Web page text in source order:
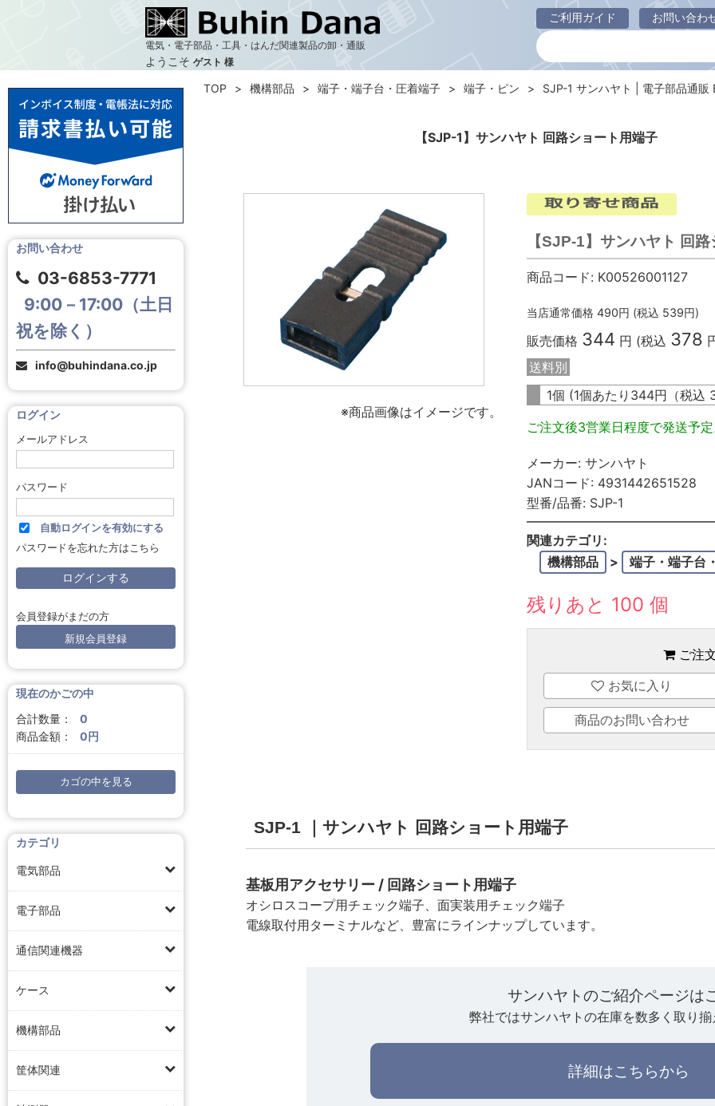
電気・電子部品・工具・はんだ関連製品の卸・通販
ようこそ ゲスト 様
ご利用ガイド お問い合わ
【SJP-1】サンハヤト 回路ショート用端子
お問い合わせ
03-6853-7771
9:00－17:00（土日
祝を除く）
info@buhindana.co.jp
ログイン
メールアドレス
パスワード
自動ログインを有効にする
パスワードを忘れた方はこちら
会員登録がまだの方
新規会員登録
現在のかごの中
合計数量：
0
商品金額：
0円
カゴの中を見る
カテゴリ
電気部品
電子部品
通信関連機器
ケース
機構部品
筐体関連
TOP 機構部品 端子・端子台・圧着端子 端子・ピン SJP-1 サンハヤト | 電子部品通販
※商品画像はイメージです。
【SJP-1】サンハヤト 回
商品コード: K00526001127
当店通常価格 490円 (税込 539円)
販売価格 344 円 (税込 378
送料別
1個 (1個あたり 344円（税込
ご注文後3営業日程度で発送予定
メーカー: サンハヤト
JANコード: 4931442651528
型番/品番: SJP-1
関連カテゴリ:
機構部品
> 端子・端子台
残りあと 100 個
ご注
お気に入り
商品のお問い合わせ
SJP-1 ｜サンハヤト 回路ショート用端子
基板用アクセサリー / 回路ショート用端子
オシロスコープ用チェック端子、面実装用チェック端子
電線取付用ターミナルなど、豊富にラインナップしています。
サンハヤトのご紹介ページは
弊社ではサンハヤトの在庫を数多く取り
詳細はこちらから